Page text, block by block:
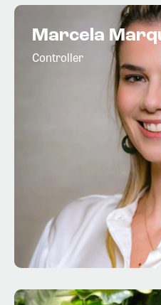
Marcela
Controller